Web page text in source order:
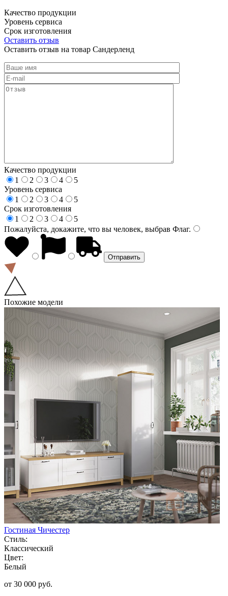
Качество продукции
Уровень сервиса
Срок изготовления
Оставить отзыв
Оставить отзыв на товар Сандерленд
Качество продукции
1
2 3 4
5
Уровень сервиса
1
2 3 4
5
Срок изготовления
1
2 3 4
5
Пожалуйста, докажите, что вы человек, выбрав Флаг.
Похожие модели
Гостиная Чичестер
Стиль:
Классический
Цвет:
Белый
от 30 000 руб.